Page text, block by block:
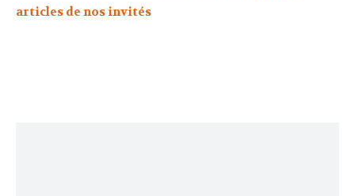
articles de nos invités